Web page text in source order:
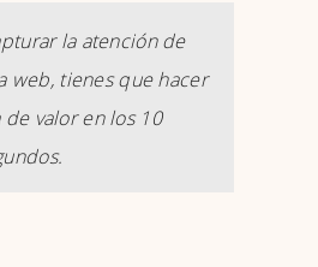
la atención de
web, tienes que hacer
valor en los 10